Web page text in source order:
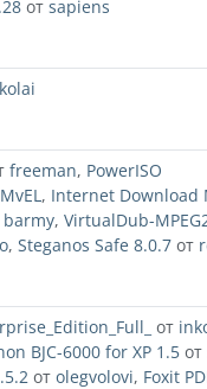
от sapiens
freeman, PowerISO
, Internet Download
barmy, VirtualDub-
, Steganos Safe 8.0.7 от
от
BJC-6000 for XP 1.5 от
от olegvolovi, Foxit